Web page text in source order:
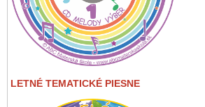
LETNÉ TEMATICKÉ PIESNE